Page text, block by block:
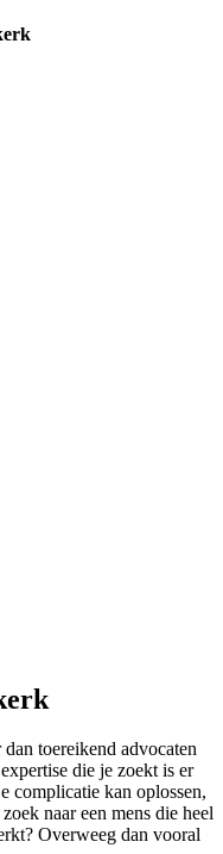
toereikend advocaten
die je zoekt is er
complicatie kan oplossen,
naar een mens die heel
Overweeg dan vooral